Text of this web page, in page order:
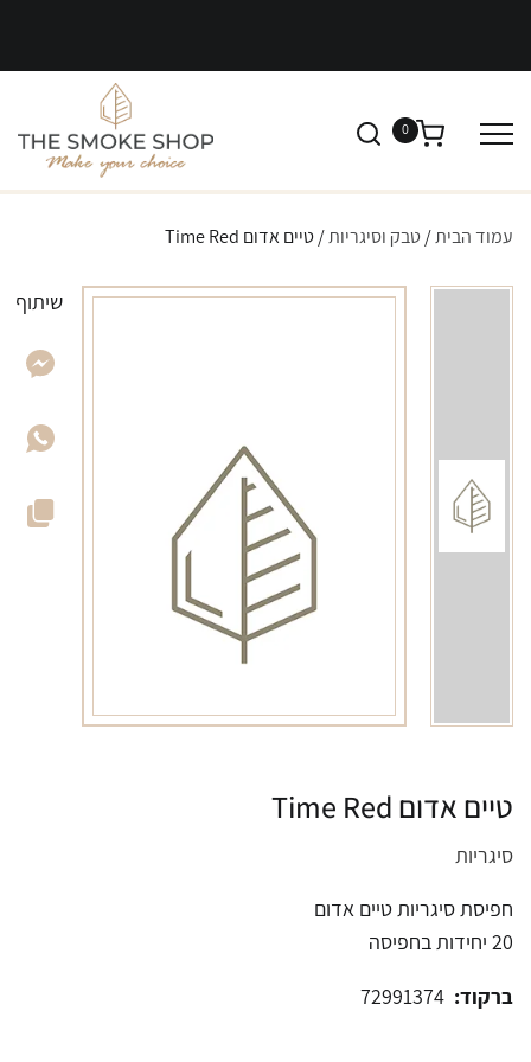
0
עמוד הבית/טבק וסיגריות/ טיים אדום Time Red
טיים אדום Time Red
סיגריות
חפיסת סיגריות טיים אדום
20 יחידות בחפיסה
ברקוד:
שיתוף